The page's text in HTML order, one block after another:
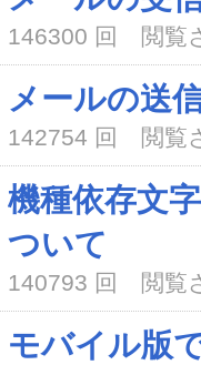
146300 回 閲覧
メールの送
142754 回 閲覧
機種依存文
ついて
140793 回 閲覧
モバイル版